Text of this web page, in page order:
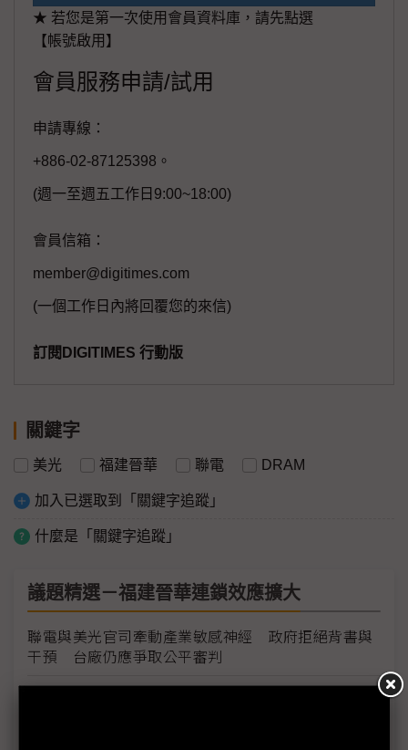
★ 若您是第一次使用會員資料庫，請先點選
【帳號啟用】
會員服務申請/試用
申請專線：
+886-02-87125398。
(週一至週五工作日9:00~18:00)
會員信箱：
member@digitimes.com
(一個工作日內將回覆您的來信)
訂閱DIGITIMES 行動版
關鍵字
美光 福建晉華 聯電 DRAM
加入已選取到「關鍵字追蹤」
什麼是「關鍵字追蹤」
議題精選－福建晉華連鎖效應擴大
聯電與美光官司牽動產業敏感神經 政府拒絕背書與
干預 台廠仍應爭取公平審判